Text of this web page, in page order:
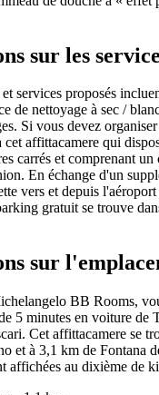
sur les
services proposés
de nettoyage à sec /
Si vous devez
affittacamere qui
carrés et comprenant
En échange d'un
vers et depuis
gratuit se trouve
sur
BB Rooms,
5 minutes en voiture de
Cet affittacamere se
et à 3,1 km de Fontana
affichées au dixième de